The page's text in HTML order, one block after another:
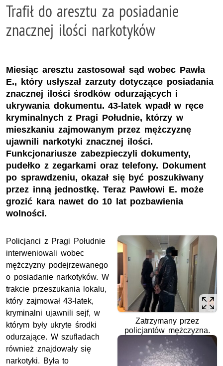
Trafił do aresztu za posiadanie
znacznej ilości narkotyków
Miesiąc aresztu zastosował sąd wobec Pawła
E., który usłyszał zarzuty dotyczące posiadania
znacznej ilości środków odurzających i
ukrywania dokumentu. 43-latek wpadł w ręce
kryminalnych z Pragi Południe, którzy w
mieszkaniu zajmowanym przez mężczyznę
ujawnili narkotyki znacznej ilości.
Funkcjonariusze zabezpieczyli dokumenty,
pudełko z zegarkami oraz telefony. Dokument
po sprawdzeniu, okazał się być poszukiwany
przez inną jednostkę. Teraz Pawłowi E. może
grozić kara nawet do 10 lat pozbawienia
wolności.
Zatrzymany przez
policjantów mężczyzna.
Policjanci z Pragi Południe
interweniowali wobec
mężczyzny podejrzewanego
o posiadanie narkotyków. W
trakcie przeszukania lokalu,
który zajmował 43-latek,
kryminalni ujawnili sejf, w
którym były ukryte środki
odurzające. W szufladach
również znajdowały się
narkotyki. Była to